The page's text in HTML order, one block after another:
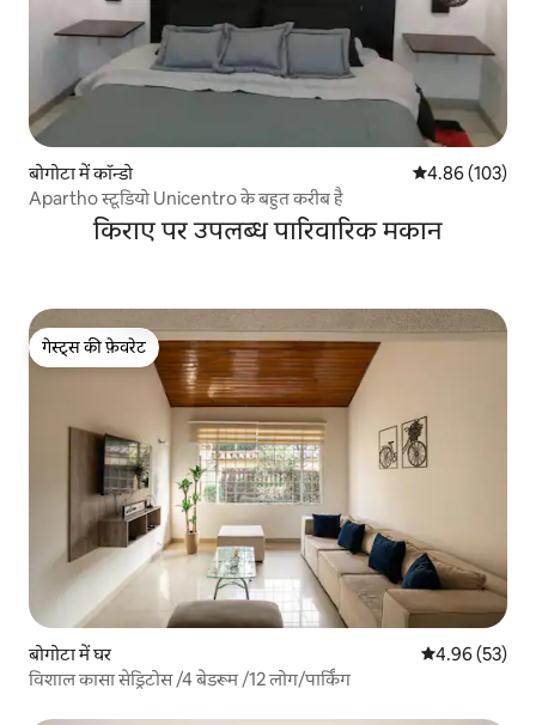
बोगोटा में कॉन्डो औसत रेटिंग 5 में से
4.86 (103)
Apartho स्टूडियो Unicentro के बहुत करीब है
किराए पर उपलब्ध पारिवारिक मकान
गेस्ट्स की फ़ेवरेट
गेस्ट्स की फ़ेवरेट
बोगोटा में घर औसत रेटिंग 5 में
4.96 (53)
विशाल कासा सेड्रिटोस /4 बेडरूम /12 लोग/पार्किंग